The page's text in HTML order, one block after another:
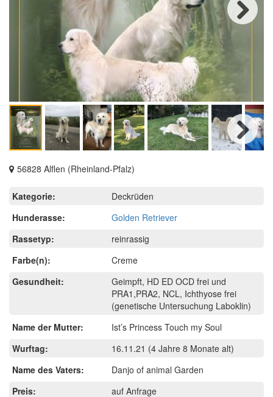
Next
56828 Alflen (Rheinland-Pfalz)
Kategorie:
Deckrüden
Hunderasse:
Golden Retriever
Rassetyp:
reinrassig
Farbe(n):
Creme
Gesundheit:
Geimpft, HD ED OCD frei und
PRA1,PRA2, NCL, Ichthyose frei
(genetische Untersuchung Laboklin)
Name der Mutter:
Ist’s Princess Touch my Soul
Wurftag:
16.11.21 (4 Jahre 8 Monate alt)
Name des Vaters:
Danjo of animal Garden
Preis:
auf Anfrage